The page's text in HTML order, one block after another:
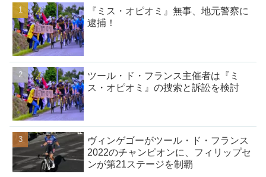
『ミス・オピオミ』無事、地元警察に
逮捕！
ツール・ド・フランス主催者は『ミ
ス・オピオミ』の捜索と訴訟を検討
ヴィンゲゴーがツール・ド・フランス
2022のチャンピオンに、フィリップセ
ンが第21ステージを制覇